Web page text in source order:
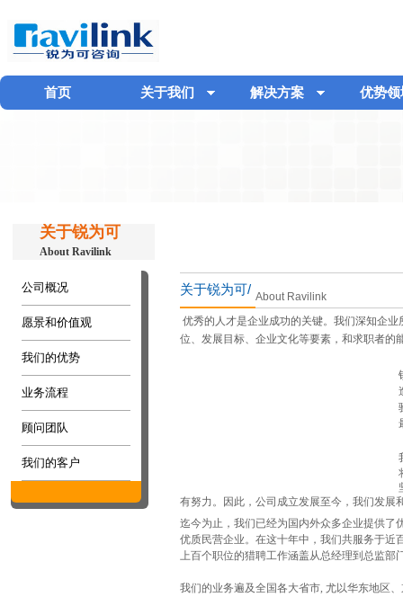
首页 关于我们 解决方案 优势领
关于锐为可
About Ravilink
公司概况
愿景和价值观
我们的优势
业务流程
顾问团队
我们的客户
关于锐为可/ About Ravilink
优秀的人才是企业成功的关键。我们深知企
位、 发展目标、 企业文化等要素，和求职者的
有努力。因此，公司成立发展至今，我们发​展
迄今为止，我们已经为国内外众多企业提供了
优质民营企业。在这十年中，我们共服务于近
上百个职位的猎聘工作涵盖从总经理到总监部
我们的业务遍及全国各大省市, 尤以华东地区